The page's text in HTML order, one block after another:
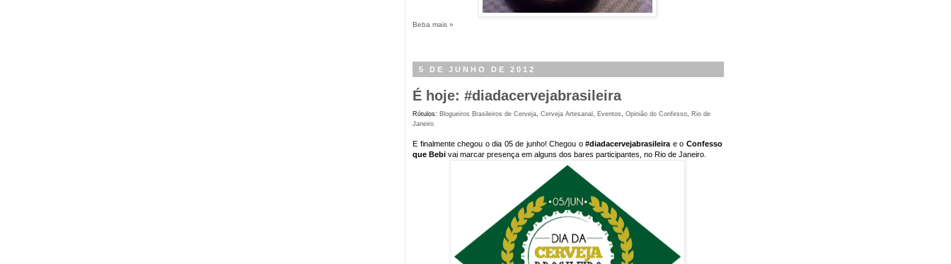
Beba mais »
5 DE JUNHO DE 2012
É hoje: #diadacervejabrasileira
Rótulos: Blogueiros Brasileiros de Cerveja, Cerveja Artesanal , Eventos, Opinião do Confesso, Rio de
Janeiro
E finalmente chegou o dia 05 de junho! Chegou o#diadacervejabrasileira e oConfesso
que Bebi vai marcar presença em alguns dos bares participantes, no Rio de Janeiro.